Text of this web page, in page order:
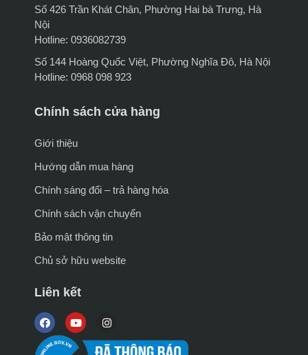
Số 426 Trần Khát Chân, Phường Hai bà Trưng, Hà
Nội
Hotline: 0936082739
Số 144 Hoàng Quốc Việt, Phường Nghĩa Đô, Hà Nội
Hotline: 0968 098 923
Chính sách cửa hàng
Giới thiệu
Hướng dẫn mua hàng
Chính sáng đổi – trả hàng hóa
Chính sách vận chuyển
Bảo mật thông tin
Chủ sở hữu website
Liên kết